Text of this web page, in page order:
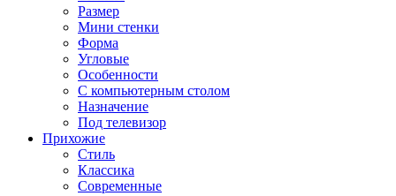
Размер
Мини стенки
Форма
Угловые
Особенности
С компьютерным столом
Назначение
Под телевизор
Прихожие
Стиль
Классика
Современные